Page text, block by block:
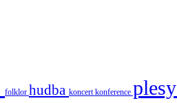
folklor hudba koncertkonference plesy